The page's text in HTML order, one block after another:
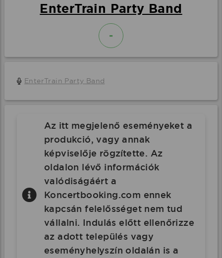
EnterTrain Party Band
-
EnterTrain Party Band
Az itt megjelenő eseményeket a
produkció, vagy annak
képviselője rögzítette. Az
oldalon lévő információk
valódiságáért a
Koncertbooking.com ennek
kapcsán felelősséget nem tud
vállalni. Indulás előtt ellenőrizze
az adott település vagy
eseményhelyszín oldalán is a